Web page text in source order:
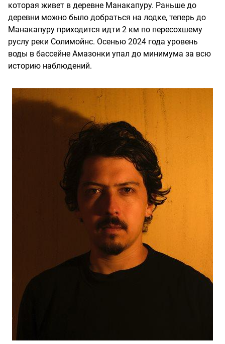
которая живет в деревне Манакапуру. Раньше до
деревни можно было добраться на лодке, теперь до
Манакапуру приходится идти 2 км по пересохшему
руслу реки Солимойнс. Осенью 2024 года уровень
воды в бассейне Амазонки упал до минимума за всю
историю наблюдений.